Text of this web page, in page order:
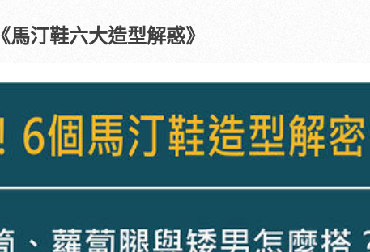
《馬汀鞋六大造型解惑》